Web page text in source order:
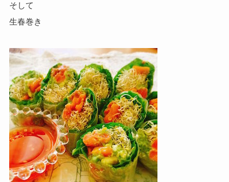
そして
生春巻き